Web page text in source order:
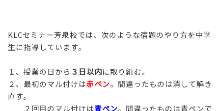
KLCセミナー芳泉校では、次のような宿題のやり方を中学
生に指導しています。
１、授業の日から ３日以内に取り組む。
２、最初のマル付けは赤ペン。間違ったものは消して解き
直す。
２回目のマル付けは青ペン。間違ったものは青ペンで